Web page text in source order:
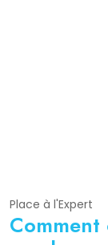
Place à l'Expert